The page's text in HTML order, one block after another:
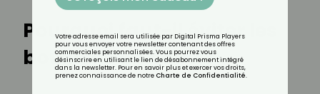
Pourquoi faut-il éviter les
bouillons en cube ?
Votre adresse email sera utilisée par Digital Prisma Players
pour vous envoyer votre newsletter contenant des offres
commerciales personnalisées. Vous pourrez vous
désinscrire en utilisant le lien de désabonnement intégré
dans la newsletter. Pour en savoir plus et exercer vos droits,
prenez connaissance de notre Charte de Confidentialité.